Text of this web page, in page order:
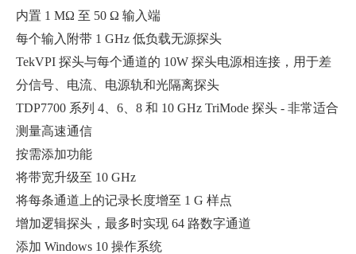
内置 1 MΩ 至 50 Ω 输入端
每个输入附带 1 GHz 低负载无源探头
TekVPI 探头与每个通道的 10W 探头电源相连接，用于差
分信号、电流、电源轨和光隔离探头
TDP7700 系列 4、6、8 和 10 GHz TriMode 探头 - 非常适合
测量高速通信
按需添加功能
将带宽升级至 10 GHz
将每条通道上的记录长度增至 1 G 样点
增加逻辑探头，最多时实现 64 路数字通道
添加 Windows 10 操作系统